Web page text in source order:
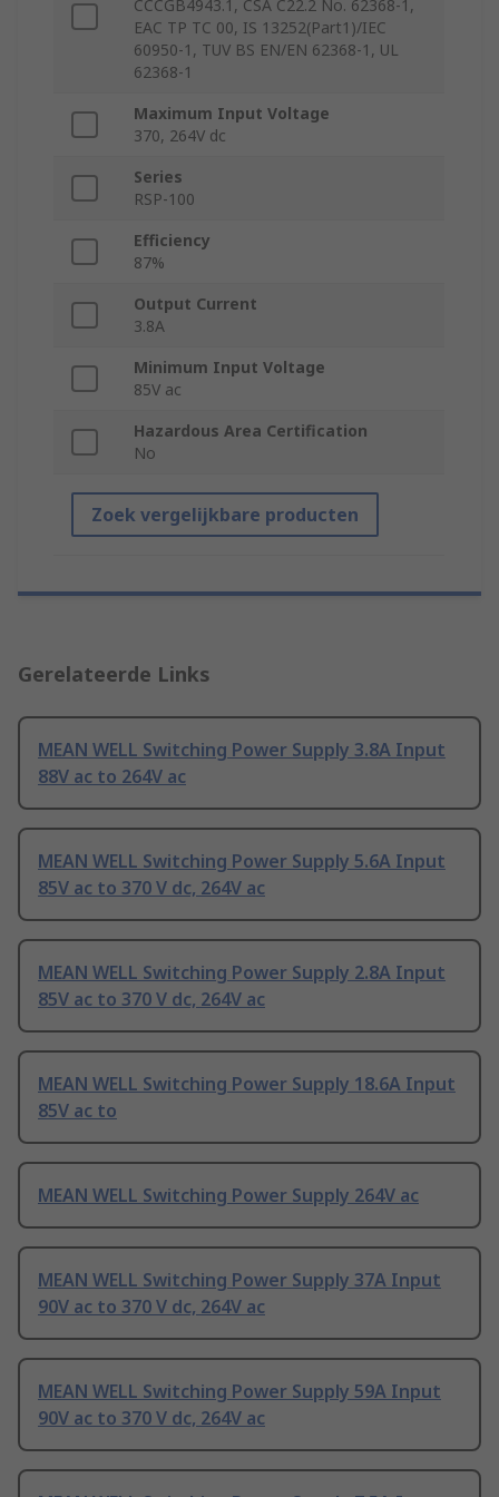
CCCGB4943.1, CSA C22.2 No. 62368-1,
EAC TP TC 00, IS 13252(Part1)/IEC
60950-1, TUV BS EN/EN 62368-1, UL
62368-1
Maximum Input Voltage
370, 264V dc
Series
RSP-100
Efficiency
87%
Output Current
3.8A
Minimum Input Voltage
85V ac
Hazardous Area Certification
No
Zoek vergelijkbare producten
Gerelateerde Links
MEAN WELL Switching Power Supply 3.8A Input
88V ac to 264V ac
MEAN WELL Switching Power Supply 5.6A Input
85V ac to 370 V dc, 264V ac
MEAN WELL Switching Power Supply 2.8A Input
85V ac to 370 V dc, 264V ac
MEAN WELL Switching Power Supply 18.6A Input
85V ac to
MEAN WELL Switching Power Supply 264V ac
MEAN WELL Switching Power Supply 37A Input
90V ac to 370 V dc, 264V ac
MEAN WELL Switching Power Supply 59A Input
90V ac to 370 V dc, 264V ac